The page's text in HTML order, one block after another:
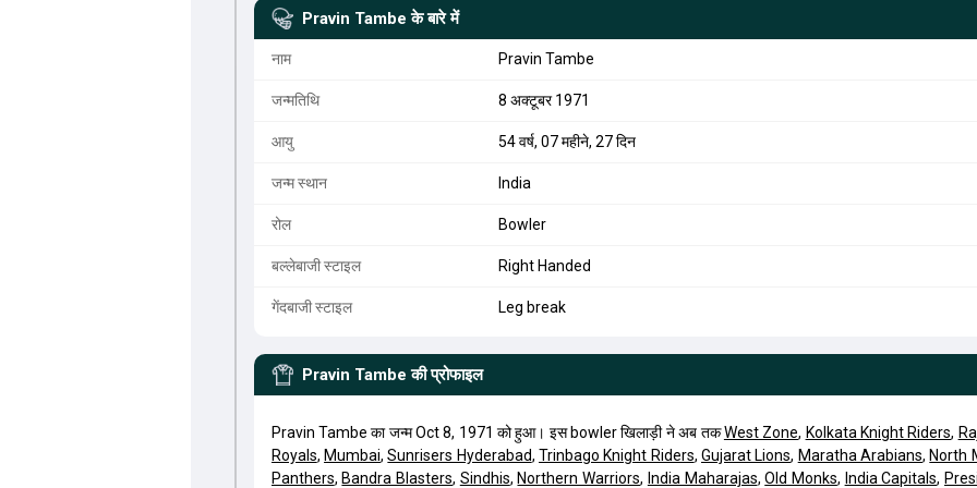
Pravin Tambe के बारे में
नाम Pravin Tambe
जन्मतिथि 8 अक्टूबर 1971
आयु 54 वर्ष, 07 महीने, 27 दिन
जन्म स्थान India
रोल Bowler
बल्लेबाजी स्टाइल Right Handed
गेंदबाजी स्टाइल Leg break
Pravin Tambe की प्रोफाइल
Pravin Tambe का जन्म Oct 8, 1971 को हुआ। इस bowler खिलाड़ी ने अब तकWest Zone, Kolkata Knight Riders,
Royals, Mumbai,Sunrisers Hyderabad,Trinbago Knight Riders,Gujarat Lions, Maratha Arabians, North
Panthers, Bandra Blasters, Sindhis, Northern Warriors, India Maharajas,Old Monks, India Capitals,